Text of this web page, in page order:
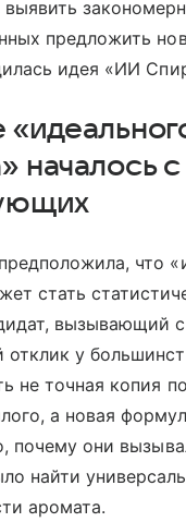
предложить
идея «ИИ
началось с
что
стать
вызывающий
отклик у
не точная копия
а новая
почему они
найти
аромата.